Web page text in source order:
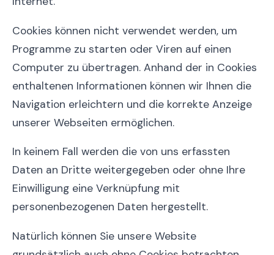
Cookies können nicht verwendet werden, um
Programme zu starten oder Viren auf einen
Computer zu übertragen. Anhand der in Cookies
enthaltenen Informationen können wir Ihnen die
Navigation erleichtern und die korrekte Anzeige
unserer Webseiten ermöglichen.
In keinem Fall werden die von uns erfassten
Daten an Dritte weitergegeben oder ohne Ihre
Einwilligung eine Verknüpfung mit
personenbezogenen Daten hergestellt.
Natürlich können Sie unsere Website